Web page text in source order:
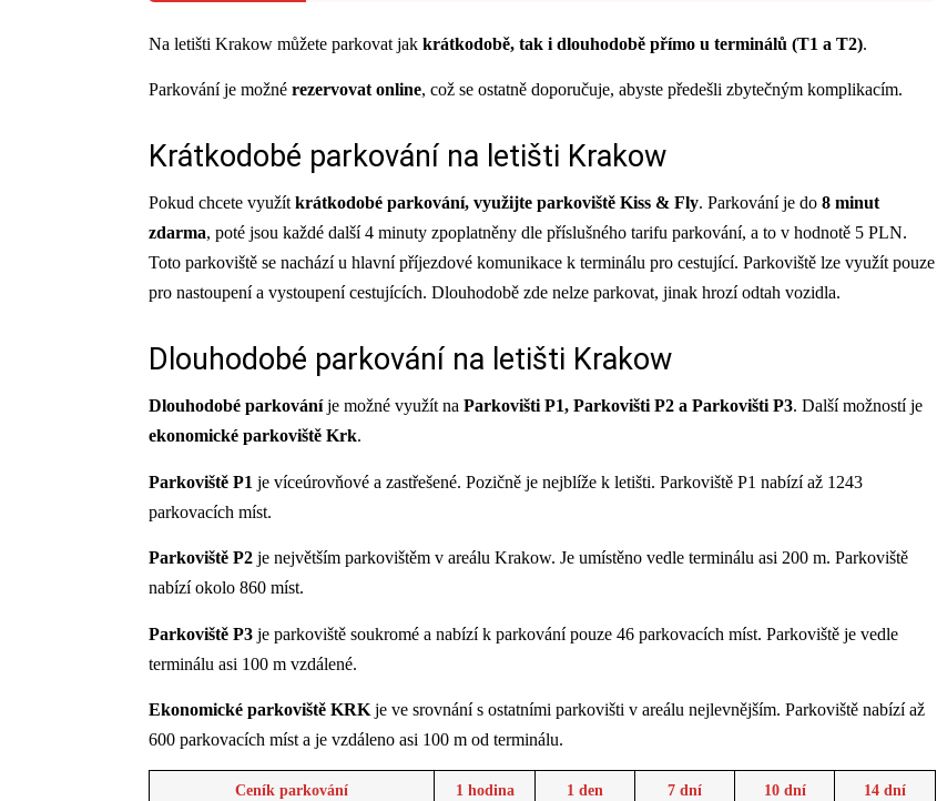
Na letišti Krakow můžete parkovat jak krátkodobě, tak i dlouhodobě přímo u terminálů (T1 a T2).
Parkování je možné rezervovat online, což se ostatně doporučuje, abyste předešli zbytečným komplikacím.
Krátkodobé parkování na letišti Krakow
Pokud chcete využítkrátkodobé parkování, využijte parkoviště Kiss & Fly. Parkování je do 8 minut
zdarma, poté jsou každé další 4 minuty zpoplatněny dle příslušného tarifu parkování, a to v hodnotě 5 PLN.
Toto parkoviště se nachází u hlavní příjezdové komunikace k terminálu pro cestující. Parkoviště lze využít pouze
pro nastoupení a vystoupení cestujících. Dlouhodobě zde nelze parkovat, jinak hrozí odtah vozidla.
Dlouhodobé parkování na letišti Krakow
Dlouhodobé parkováníje možné využít na Parkovišti P1, Parkovišti P2 a Parkovišti P3. Další možností je
ekonomické parkoviště Krk.
Parkoviště P1 je víceúrovňové a zastřešené. Pozičně je nejblíže k letišti. Parkoviště P1 nabízí až 1243
parkovacích míst.
Parkoviště P2 je největším parkovištěm v areálu Krakow. Je umístěno vedle terminálu asi 200 m. Parkoviště
nabízí okolo 860 míst.
Parkoviště P3 je parkoviště soukromé a nabízí k parkování pouze 46 parkovacích míst. Parkoviště je vedle
terminálu asi 100 m vzdálené.
Ekonomické parkoviště KRK je ve srovnání s ostatními parkovišti v areálu nejlevnějším. Parkoviště nabízí až
600 parkovacích míst a je vzdáleno asi 100 m od terminálu.
Ceník parkování 1 hodina 1 den 7 dní 10 dní 14 dní